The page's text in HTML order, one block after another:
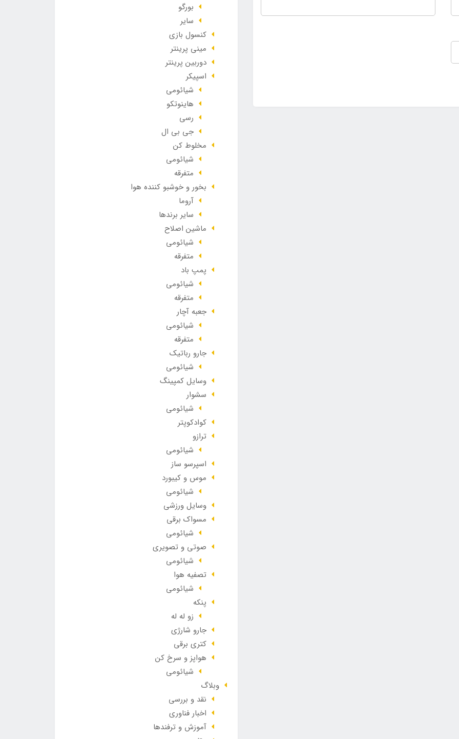
بورگو
سایر
کنسول بازی
مینی پرینتر
دوربین پرینتر
اسپیکر
شیائومی
هاینوتکو
رسی
جی بی ال
مخلوط کن
شیائومی
متفرقه
بخور و خوشبو کننده هوا
آروما
سایر برندها
ماشین اصلاح
شیائومی
متفرقه
پمپ باد
شیائومی
متفرقه
جعبه آچار
شیائومی
متفرقه
جارو رباتیک
شیائومی
وسایل کمپینگ
سشوار
شیائومی
کوادکوپتر
ترازو
شیائومی
اسپرسو ساز
موس و کیبورد
شیائومی
وسایل ورزشی
مسواک برقی
شیائومی
صوتی و تصویری
شیائومی
تصفیه هوا
شیائومی
پنکه
زو له له
جارو شارژی
کتری برقی
هواپز و سرخ کن
شیائومی
وبلاگ
نقد و بررسی
اخبار فناوری
آموزش و ترفندها